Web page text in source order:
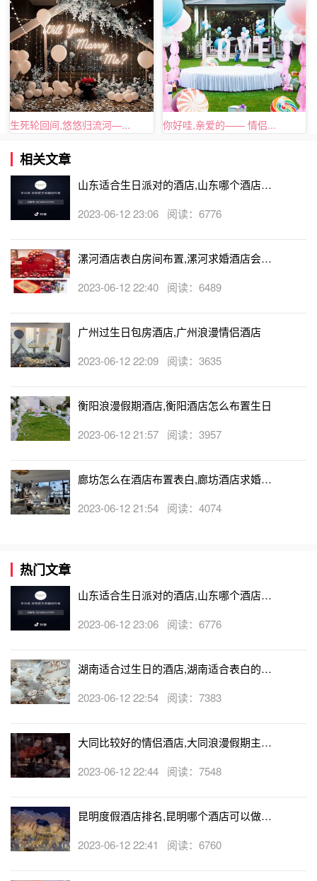
生死轮回间,悠悠归流河—... 你好哇,亲爱的—— 情侣...
相关文章
山东适合生日派对的酒店,山东哪个酒店有
2023-06-12 23:06 阅读：6776
漯河酒店表白房间布置,漯河求婚酒店会帮
2023-06-12 22:40 阅读：6489
广州过生日包房酒店,广州浪漫情侣酒店
2023-06-12 22:09 阅读：3635
衡阳浪漫假期酒店,衡阳酒店怎么布置生日
2023-06-12 21:57 阅读：3957
廊坊怎么在酒店布置表白,廊坊酒店求婚布
2023-06-12 21:54 阅读：4074
热门文章
山东适合生日派对的酒店,山东哪个酒店有
2023-06-12 23:06 阅读：6776
湖南适合过生日的酒店,湖南适合表白的酒
2023-06-12 22:54 阅读：7383
大同比较好的情侣酒店,大同浪漫假期主题
2023-06-12 22:44 阅读：7548
昆明度假酒店排名,昆明哪个酒店可以做求
2023-06-12 22:41 阅读：6760